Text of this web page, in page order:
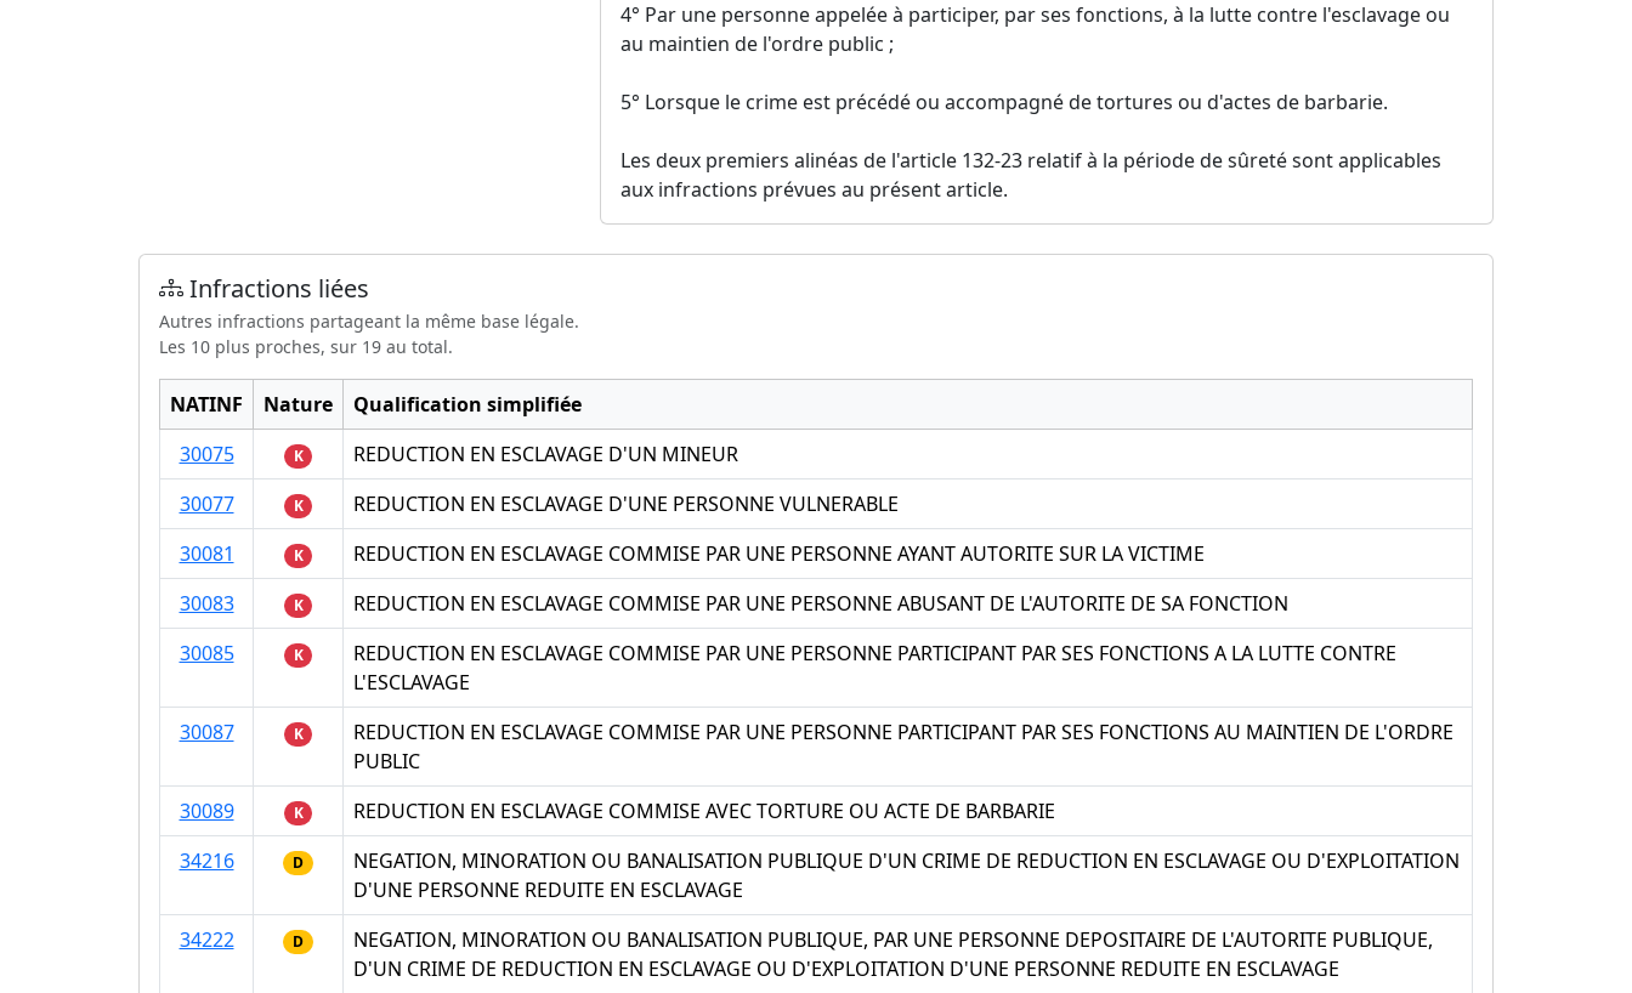
4° Par une personne appelée à participer, par ses fonctions, à la lutte contre l'esclavage ou
au maintien de l'ordre public ;
5° Lorsque le crime est précédé ou accompagné de tortures ou d'actes de barbarie.
Les deux premiers alinéas de l'article 132-23 relatif à la période de sûreté sont applicables
aux infractions prévues au présent article.
Infractions liées
Autres infractions partageant la même base légale.
Les 10 plus proches, sur 19 au total.
NATINF Nature
Qualification simplifiée
30075
K
REDUCTION EN ESCLAVAGE D'UN MINEUR
30077
K
REDUCTION EN ESCLAVAGE D'UNE PERSONNE VULNERABLE
30081
K
REDUCTION EN ESCLAVAGE COMMISE PAR UNE PERSONNE AYANT AUTORITE SUR LA VICTIME
30083
K
REDUCTION EN ESCLAVAGE COMMISE PAR UNE PERSONNE ABUSANT DE L'AUTORITE DE SA FONCTION
30085
K
REDUCTION EN ESCLAVAGE COMMISE PAR UNE PERSONNE PARTICIPANT PAR SES FONCTIONS A LA LUTTE CONTRE
L'ESCLAVAGE
30087
K
REDUCTION EN ESCLAVAGE COMMISE PAR UNE PERSONNE PARTICIPANT PAR SES FONCTIONS AU MAINTIEN DE L'ORDRE
PUBLIC
30089
K
REDUCTION EN ESCLAVAGE COMMISE AVEC TORTURE OU ACTE DE BARBARIE
34216
D
NEGATION, MINORATION OU BANALISATION PUBLIQUE D'UN CRIME DE REDUCTION EN ESCLAVAGE OU D'EXPLOITATION
D'UNE PERSONNE REDUITE EN ESCLAVAGE
34222
D
NEGATION, MINORATION OU BANALISATION PUBLIQUE, PAR UNE PERSONNE DEPOSITAIRE DE L'AUTORITE PUBLIQUE,
D'UN CRIME DE REDUCTION EN ESCLAVAGE OU D'EXPLOITATION D'UNE PERSONNE REDUITE EN ESCLAVAGE